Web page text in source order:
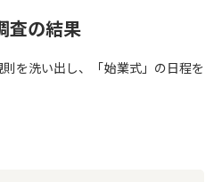
査の結果
を洗い出し、「始業式」の日程を